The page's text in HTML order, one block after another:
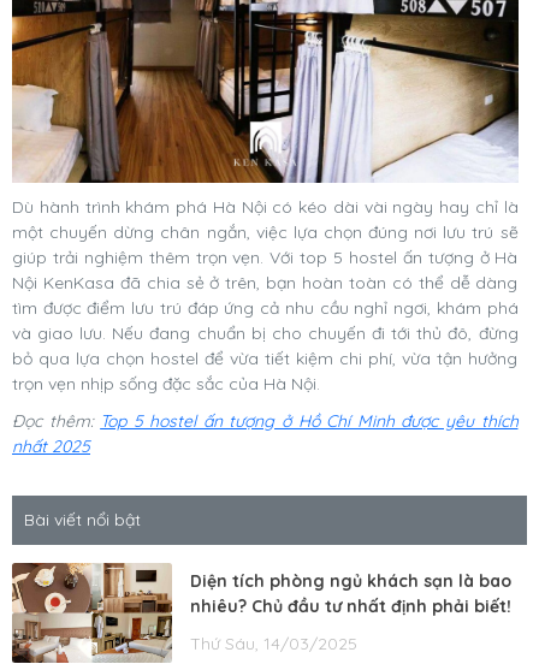
Dù hành trình khám phá Hà Nội có kéo dài vài ngày hay chỉ là
một chuyến dừng chân ngắn, việc lựa chọn đúng nơi lưu trú sẽ
giúp trải nghiệm thêm trọn vẹn. Với top 5 hostel ấn tượng ở Hà
Nội KenKasa đã chia sẻ ở trên, bạn hoàn toàn có thể dễ dàng
tìm được điểm lưu trú đáp ứng cả nhu cầu nghỉ ngơi, khám phá
và giao lưu. Nếu đang chuẩn bị cho chuyến đi tới thủ đô, đừng
bỏ qua lựa chọn hostel để vừa tiết kiệm chi phí, vừa tận hưởng
trọn vẹn nhịp sống đặc sắc của Hà Nội.
Đọc thêm: Top 5 hostel ấn tượng ở Hồ Chí Minh được yêu thích
nhất 2025
Bài viết nổi bật
Diện tích phòng ngủ khách sạn là bao
nhiêu? Chủ đầu tư nhất định phải biết!
Thứ Sáu, 14/03/2025